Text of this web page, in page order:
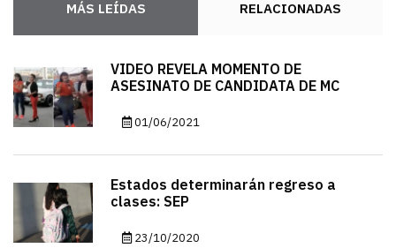
MÁS LEÍDAS RELACIONADAS
VIDEO REVELA MOMENTO DE
ASESINATO DE CANDIDATA DE MC
01/06/2021
Estados determinarán regreso a
clases: SEP
23/10/2020